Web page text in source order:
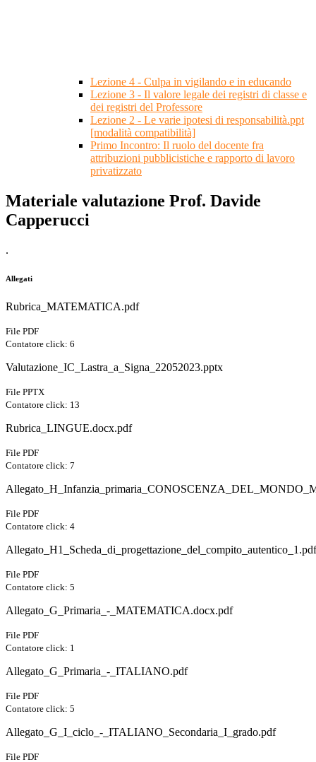
Lezione 4 - Culpa in vigilando e in educando
Lezione 3 - Il valore legale dei registri di classe e
dei registri del Professore
Lezione 2 - Le varie ipotesi di responsabilità.ppt
[modalità compatibilità]
Primo Incontro: Il ruolo del docente fra
attribuzioni pubblicistiche e rapporto di lavoro
privatizzato
Materiale valutazione Prof. Davide
Capperucci
.
Allegati
Rubrica_MATEMATICA.pdf
File PDF
Contatore click: 6
Valutazione_IC_Lastra_a_Signa_22052023.pptx
File PPTX
Contatore click: 13
Rubrica_LINGUE.docx.pdf
File PDF
Contatore click: 7
File PDF
Contatore click: 4
Allegato_H1_Scheda_di_progettazione_del_compito_autentico_1.pdf
File PDF
Contatore click: 5
Allegato_G_Primaria_-_MATEMATICA.docx.pdf
File PDF
Contatore click: 1
Allegato_G_Primaria_-_ITALIANO.pdf
File PDF
Contatore click: 5
Allegato_G_I_ciclo_-_ITALIANO_Secondaria_I_grado.pdf
File PDF